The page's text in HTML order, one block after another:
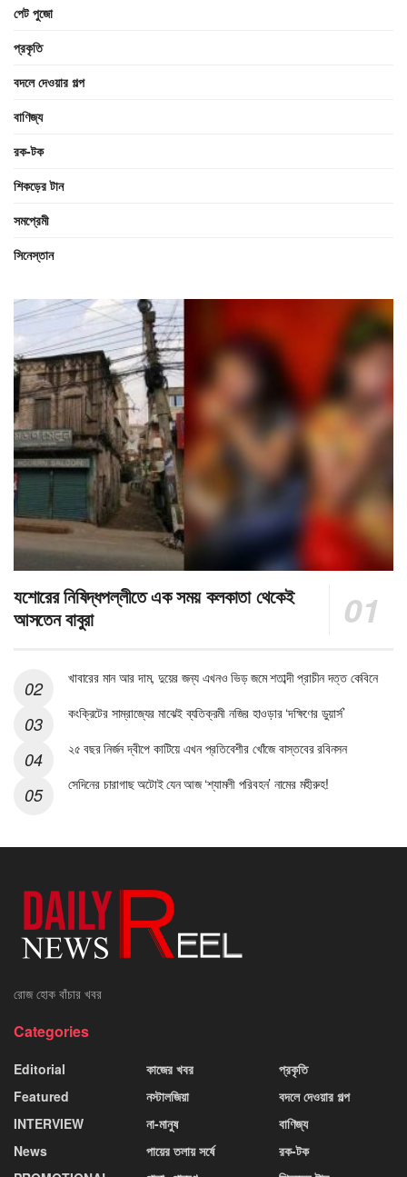
পেট পুজো
প্রকৃতি
বদলে দেওয়ার গল্প
বাণিজ্য
রক-টক
শিকড়ের টান
সমপ্রেমী
সিনেস্তান
যশোরের নিষিদ্ধপল্লীতে এক সময় কলকাতা থেকেই
আসতেন বাবুরা
খাবারের মান আর দাম, দুয়ের জন্য এখনও ভিড় জমে শতাব্দী প্রাচীন দত্ত কেবিনে
কংক্রিটের সাম্রাজ্যের মাঝেই ব্যতিক্রমী নজির হাওড়ার ‘দক্ষিণের ডুয়ার্স’
২৫ বছর নির্জন দ্বীপে কাটিয়ে এখন প্রতিবেশীর খোঁজে বাস্তবের রবিনসন
সেদিনের চারাগাছ অটোই যেন আজ ‘শ্যামলী পরিবহন’ নামের মহীরুহ!
রোজ হোক বাঁচার খবর
Categories
Editorial
Featured
INTERVIEW
News
কাজের খবর
নস্টালজিয়া
না-মানুষ
পায়ের তলায় সর্ষে
প্রকৃতি
বদলে দেওয়ার গল্প
বাণিজ্য
রক-টক